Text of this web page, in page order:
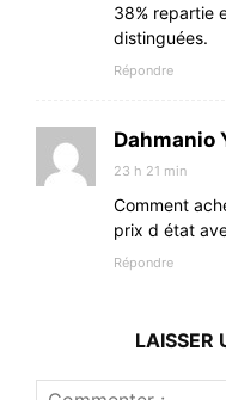
38% repartie
distinguées.
Répondre
Dahmanio
23 h 21 min
Comment
prix d état
Répondre
LAISSER